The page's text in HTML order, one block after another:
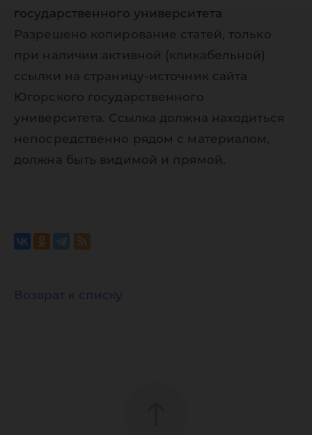
государственного университета
Разрешено копирование статей, только
при наличии активной (кликабельной)
ссылки на страницу-источник сайта
Югорского государственного
университета. Ссылка должна находиться
непосредственно рядом с материалом,
должна быть видимой и прямой.
Возврат к списку